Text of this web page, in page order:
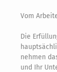
Vom
Die
nehmen
und Ihr